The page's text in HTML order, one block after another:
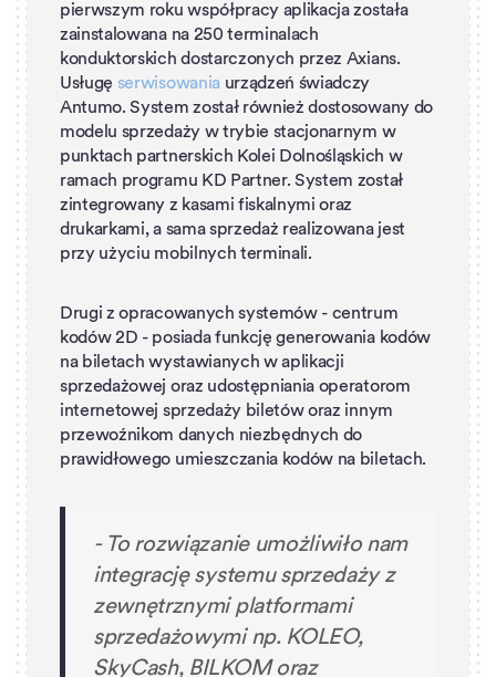
pierwszym roku współpracy aplikacja została
zainstalowana na 250 terminalach
konduktorskich dostarczonych przez Axians.
Usługę serwisowaniaurządzeń świadczy
Antumo. System został również dostosowany do
modelu sprzedaży w trybie stacjonarnym w
punktach partnerskich Kolei Dolnośląskich w
ramach programu KD Partner. System został
zintegrowany z kasami fiskalnymi oraz
drukarkami, a sama sprzedaż realizowana jest
przy użyciu mobilnych terminali.
Drugi z opracowanych systemów - centrum
kodów 2D - posiada funkcję generowania kodów
na biletach wystawianych w aplikacji
sprzedażowej oraz udostępniania operatorom
internetowej sprzedaży biletów oraz innym
przewoźnikom danych niezbędnych do
prawidłowego umieszczania kodów na biletach.
- To rozwiązanie umożliwiło nam
integrację systemu sprzedaży z
zewnętrznymi platformami
sprzedażowymi np. KOLEO,
SkyCash, BILKOM oraz